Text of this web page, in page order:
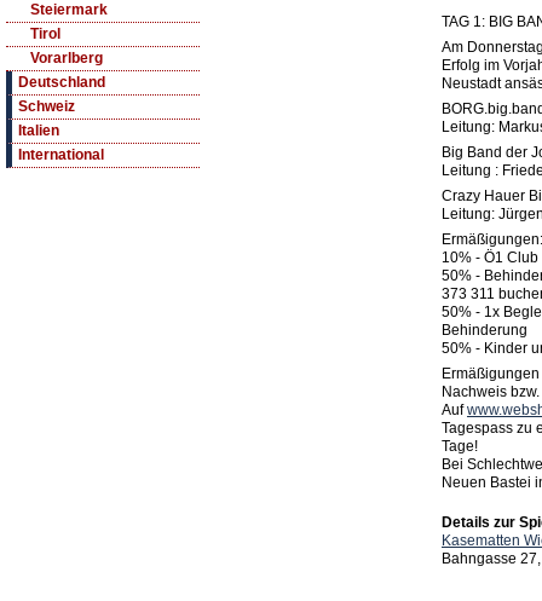
Steiermark
Tirol
Vorarlberg
Deutschland
Schweiz
Italien
International
TAG 1: BIG
Am
Erfolg im
Neustadt
Leitung:
Big Band der
Leitung :
Crazy Hauer
Leitung:
Ermäßigungen:
10% - Ö1 Club
50% -
373 311
50% - 1x
Behinderung
50% - Kinder
Nachweis
Auf
Tagespass zu
Tage!
Bei
Neuen Bastei
Details zur
Kasematten
Bahngasse